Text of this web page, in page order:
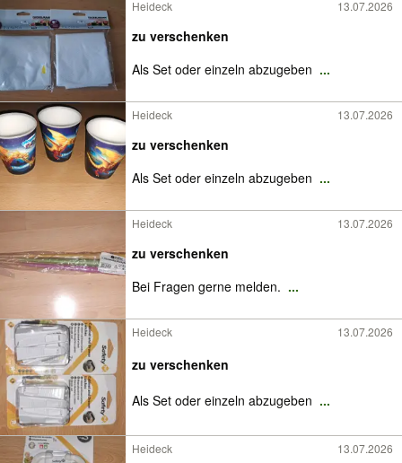
Heideck 13.07.2026
zu verschenken
Als Set oder einzeln abzugeben ...
Heideck 13.07.2026
zu verschenken
Als Set oder einzeln abzugeben ...
Heideck 13.07.2026
zu verschenken
Bei Fragen gerne melden. ...
Heideck 13.07.2026
zu verschenken
Als Set oder einzeln abzugeben ...
Heideck 13.07.2026